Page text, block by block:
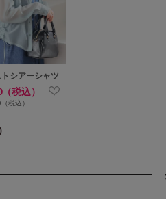
シアーシャツ
税込）
税込）